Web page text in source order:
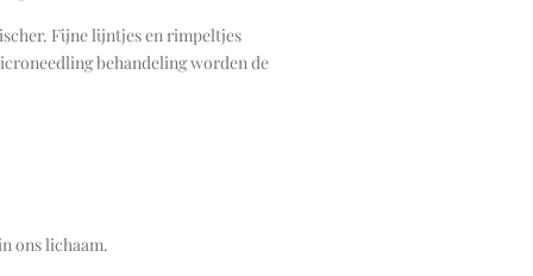
Fijne lijntjes en rimpeltjes
behandeling worden de
ons lichaam.